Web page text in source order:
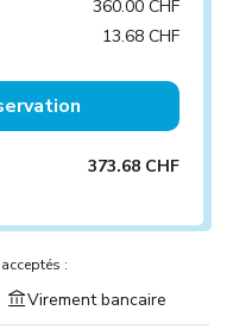
360.00 CHF
13.68 CHF
373.68 CHF
:
Virement bancaire